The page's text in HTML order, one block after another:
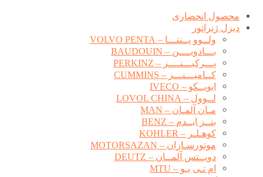
محصول انحصاری
دیزل ژنراتور
ولــوو پــنتـــا – VOLVO PENTA
بـــادویــــن – BAUDOUIN
پـــرکیـــنــــز – PERKINZ
کــامیـــنـــز – CUMMINS
ایویــکو – IVECO
لــوول – LOVOL CHINA
مـان آلمـان – MAN
بنــز ایــدم – BENZ
کوهـلـر – KOHLER
موتورسـازان – MOTORSAZAN
دویــتس آلمــان – DEUTZ
ام تـی یـو – MTU